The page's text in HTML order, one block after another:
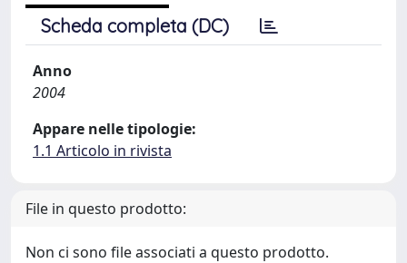
Scheda completa (DC)
Anno
2004
Appare nelle tipologie:
1.1 Articolo in rivista
File in questo prodotto:
Non ci sono file associati a questo prodotto.